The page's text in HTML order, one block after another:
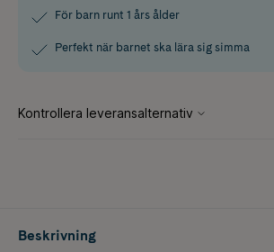
För barn runt 1 års ålder
Perfekt när barnet ska lära sig simma
Beskrivning